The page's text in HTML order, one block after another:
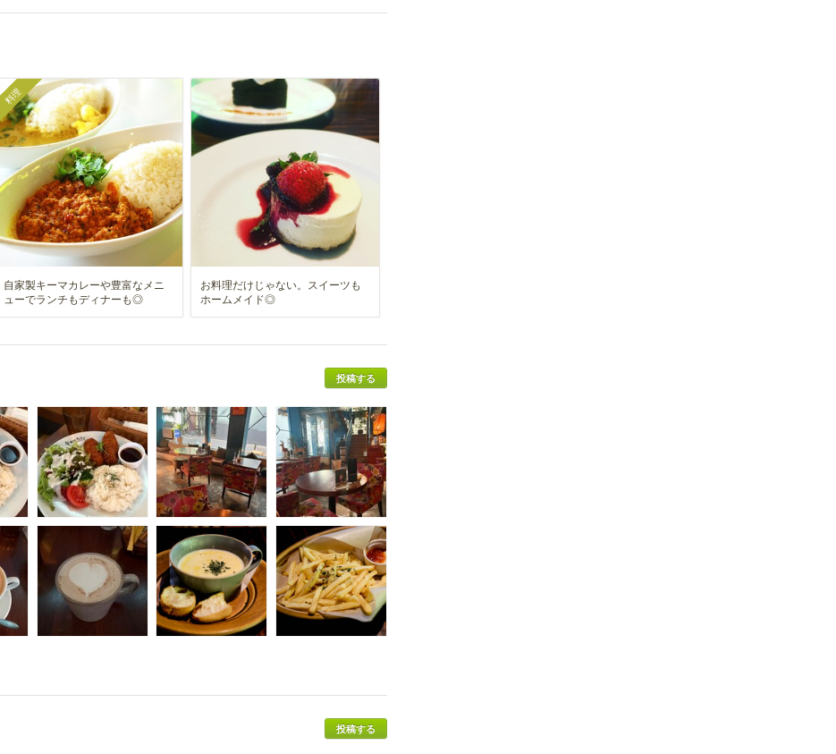
料理
自家製キーマカレーや豊富なメニ
ューでランチもディナーも◎
お料理だけじゃない。スイーツも
ホームメイド◎
投稿する
投稿する